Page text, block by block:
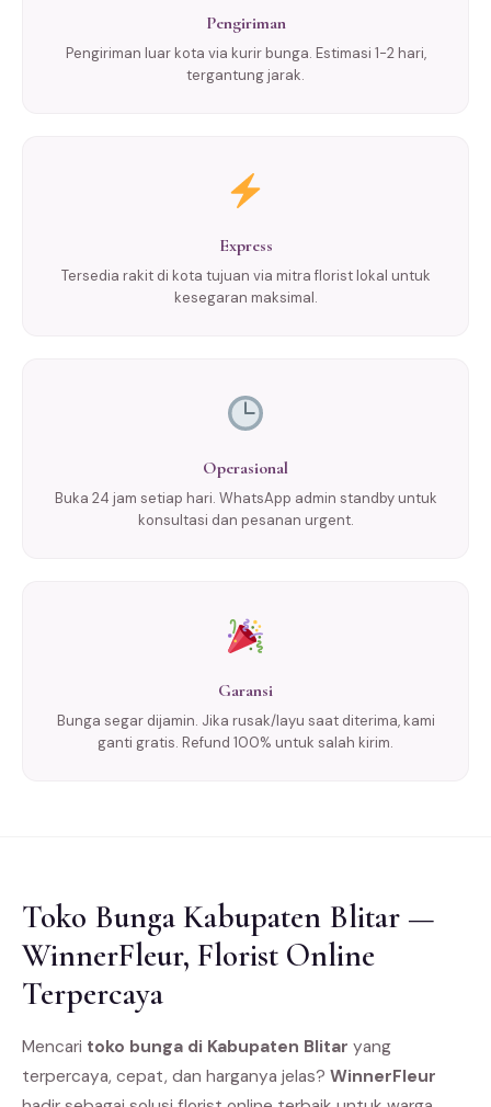
Pengiriman
Pengiriman luar kota via kurir bunga. Estimasi 1-2 hari,
tergantung jarak.
Express
Tersedia rakit di kota tujuan via mitra florist lokal untuk
kesegaran maksimal.
Operasional
Buka 24 jam setiap hari. WhatsApp admin standby untuk
konsultasi dan pesanan urgent.
Garansi
Bunga segar dijamin. Jika rusak/layu saat diterima, kami
ganti gratis. Refund 100% untuk salah kirim.
Toko Bunga Kabupaten Blitar —
WinnerFleur, Florist Online
Terpercaya
Mencari toko bunga di Kabupaten Blitar yang
terpercaya, cepat, dan harganya jelas? WinnerFleur